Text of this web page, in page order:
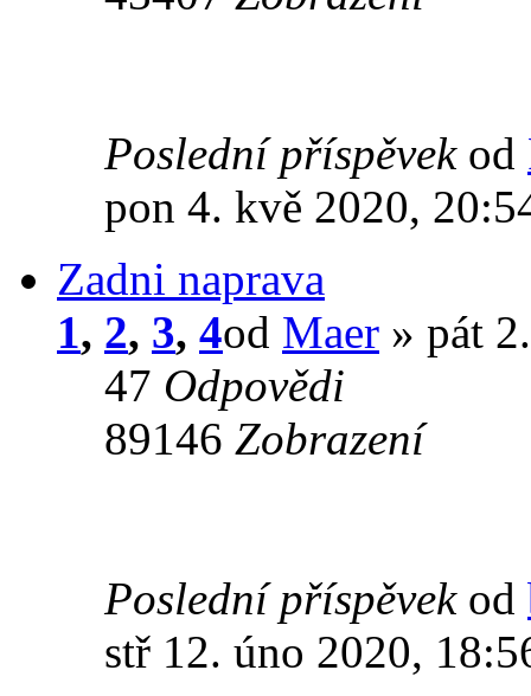
Poslední příspěvek od
pon 4. kvě 2020,
Zadni naprava
1, 2, 3, 4od Maer » pát
47 Odpovědi
89146 Zobrazení
Poslední příspěvek od
stř 12. úno 2020,